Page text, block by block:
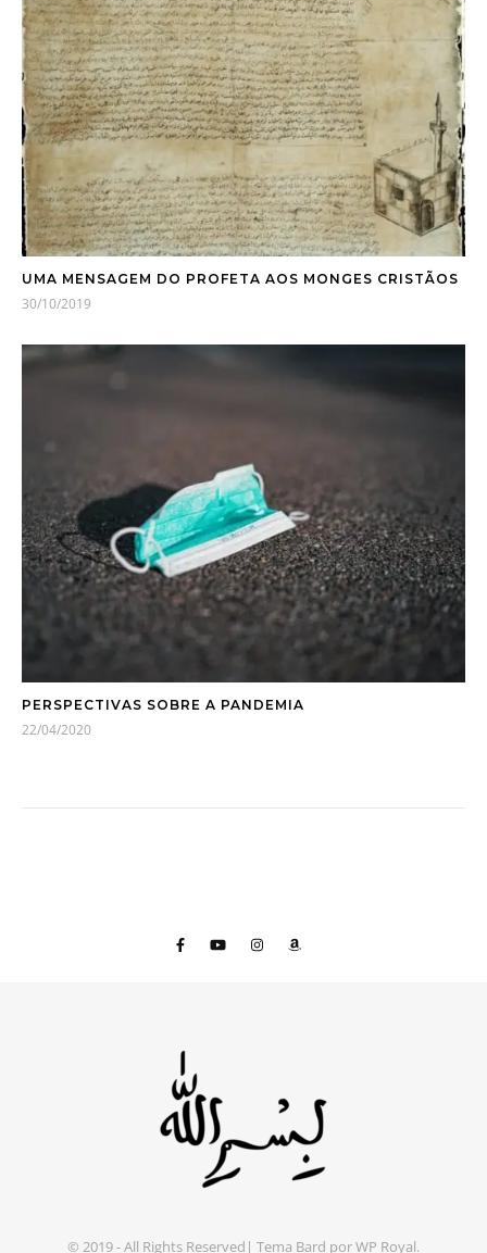
UMA MENSAGEM DO PROFETA AOS MONGES CRISTÃOS
30/10/2019
PERSPECTIVAS SOBRE A PANDEMIA
22/04/2020
© 2019 - All Rights Reserved| Tema Bard porWP Royal.